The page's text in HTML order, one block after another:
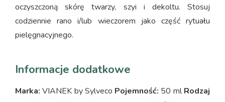
oczyszczoną skórę twarzy, szyi i dekoltu. Stosuj
codziennie rano i/lub wieczorem jako część rytuału
pielęgnacyjnego.
Informacje dodatkowe
Marka: VIANEK by Sylveco Pojemność: 50 mlRodzaj